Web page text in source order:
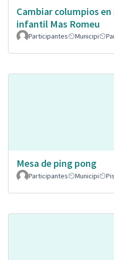
Cambiar columpios
infantil Mas Romeu
Participantes Municipi
Mesa de ping pong
Participantes
Municipi